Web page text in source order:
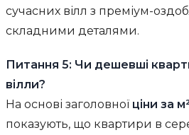
сучасних вілл з преміум-
складними деталями.
Питання 5: Чи дешевші
вілли?
На основі заголовної ціни за
показують, що квартири в